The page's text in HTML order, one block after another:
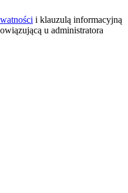
i klauzulą informacyjną
u administratora